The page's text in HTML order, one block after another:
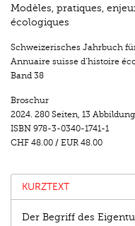
Modèles, pratiques,
écologiques
Schweizerisches Jahrbuch
Annuaire suisse d’histoire
Band 38
Broschur
2024. 280 Seiten, 13
ISBN 978-3-0340-1741-1
CHF 48.00 / EUR 48.00
KURZTEXT
Der Begriff des